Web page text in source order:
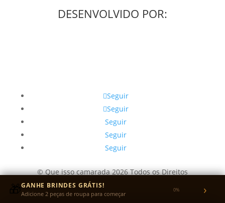
DESENVOLVIDO POR:
Seguir
Seguir
Seguir
Seguir
Seguir
© Que isso camarada 2026 Todos os Direitos
Reservados.
CNPJ: 49.405.292/0001-31
🎁GANHE BRINDES GRÁTIS!
Adicione 2 peças de roupa para começar 0% ›